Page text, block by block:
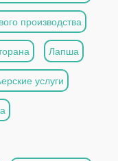
производства
Лапша
услуги